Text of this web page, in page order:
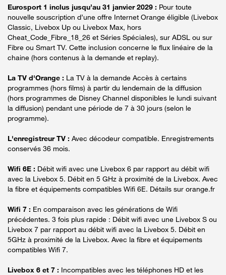
Eurosport 1 inclus jusqu’au 31 janvier 2029 : Pour toute
nouvelle souscription d’une offre Internet Orange éligible (Livebox
Classic, Livebox Up ou Livebox Max, hors
Cheat_Code_Fibre_18_26 et Séries Spéciales), sur ADSL ou sur
Fibre ou Smart TV. Cette inclusion concerne le flux linéaire de la
chaine (hors contenus à la demande et replay).
La TV d'Orange : La TV à la demande Accès à certains
programmes (hors films) à partir du lendemain de la diffusion
(hors programmes de Disney Channel disponibles le lundi suivant
la diffusion) pendant une période de 7 à 30 jours (selon le
programme).
L'enregistreur TV : Avec décodeur compatible. Enregistrements
conservés 36 mois.
Wifi 6E : Débit wifi avec une Livebox 6 par rapport au débit wifi
avec la Livebox 5. Débit en 5 GHz à proximité de la Livebox. Avec
la fibre et équipements compatibles Wifi 6E. Détails sur orange.fr
Wifi 7 : En comparaison avec les générations de Wifi
précédentes. 3 fois plus rapide : Débit wifi avec une Livebox S ou
Livebox 7 par rapport au débit wifi avec la Livebox 5. Débit en
5GHz à proximité de la Livebox. Avec la fibre et équipements
compatibles Wifi 7.
Livebox 6 et 7 : Incompatibles avec les téléphones HD et les